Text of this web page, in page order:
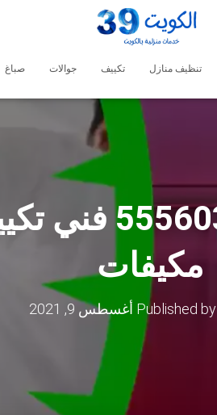
تنظيف منازل تكييف جوالات صباغ
فني تكييف
مكيفات
Published by أغسطس 9, 2021